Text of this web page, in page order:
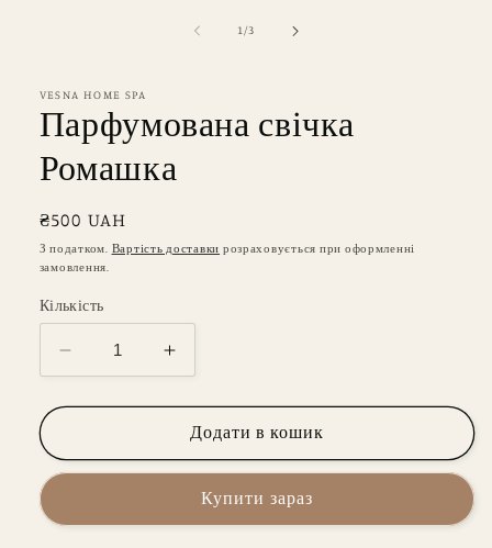
1 /з3
VESNA HOME SPA
Парфумована свічка
Ромашка
Звичайна
ціна
₴500 UAH
З податком. Вартість доставки розраховується при оформленні
замовлення.
Кількість
Зменшити
кількість
для
Парфумована
свічка
Ромашка
Збільшити
кількість
для
Парфумована
свічка
Ромашка
Додати в кошик
Купити зараз